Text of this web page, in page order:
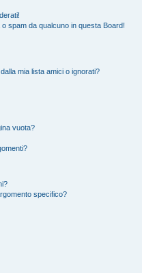
spam da qualcuno in questa Board!
mia lista amici o ignorati?
vuota?
specifico?